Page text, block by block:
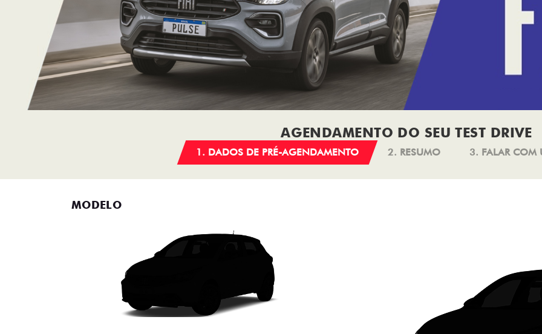
AGENDAMENTO DO SEU TEST DRIVE
1. DADOS DE PRÉ-AGENDAMENTO 2. RESUMO 3. FALAR COM
MODELO